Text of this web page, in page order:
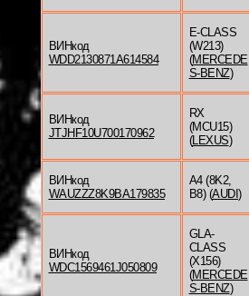
ВИНкод
WDD2130871A614584
E-CLASS
(W213)
(MERCEDE
S-BENZ)
ВИНкод
JTJHF10U700170962
RX
(MCU15)
(LEXUS)
ВИНкод
WAUZZZ8K9BA179835
A4 (8K2,
B8) (AUDI )
ВИНкод
WDC1569461J050809
GLA-
CLASS
(X156)
(MERCEDE
S-BENZ)